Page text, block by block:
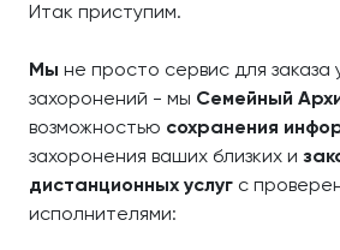
Итак приступим.
Мы не просто сервис для заказа
захоронений - мы Семейный
возможностью сохранения
захоронения ваших близких и
дистанционных услуг с
исполнителями: